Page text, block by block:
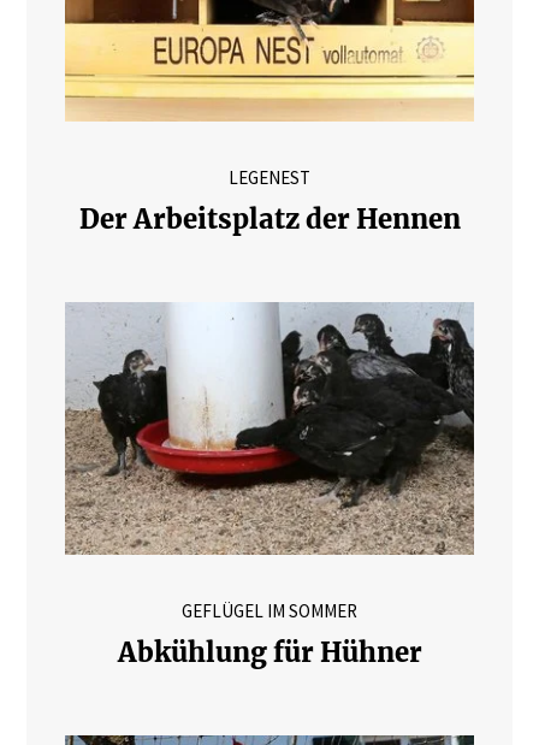
LEGENEST
Der Arbeitsplatz der Hennen
GEFLÜGEL IM SOMMER
Abkühlung für Hühner